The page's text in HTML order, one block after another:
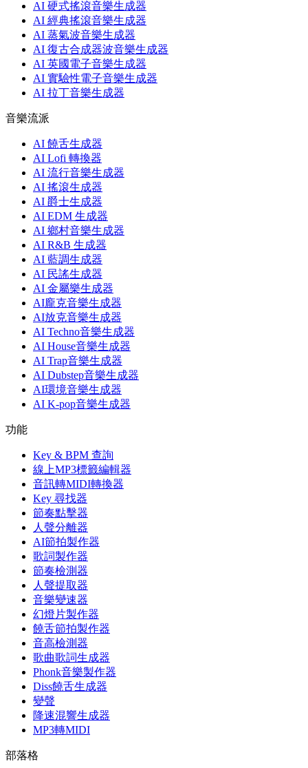
AI 硬式搖滾音樂生成器
AI 經典搖滾音樂生成器
AI 蒸氣波音樂生成器
AI 復古合成器波音樂生成器
AI 英國電子音樂生成器
AI 實驗性電子音樂生成器
AI 拉丁音樂生成器
音樂流派
AI 饒舌生成器
AI Lofi 轉換器
AI 流行音樂生成器
AI 搖滾生成器
AI 爵士生成器
AI EDM 生成器
AI 鄉村音樂生成器
AI R&B 生成器
AI 藍調生成器
AI 民謠生成器
AI 金屬樂生成器
AI龐克音樂生成器
AI放克音樂生成器
AI Techno音樂生成器
AI House音樂生成器
AI Trap音樂生成器
AI Dubstep音樂生成器
AI環境音樂生成器
AI K-pop音樂生成器
功能
Key & BPM 查詢
線上MP3標籤編輯器
音訊轉MIDI轉換器
Key 尋找器
節奏點擊器
人聲分離器
AI節拍製作器
歌詞製作器
節奏檢測器
人聲提取器
音樂變速器
幻燈片製作器
饒舌節拍製作器
音高檢測器
歌曲歌詞生成器
Phonk音樂製作器
Diss饒舌生成器
變聲
降速混響生成器
MP3轉MIDI
部落格